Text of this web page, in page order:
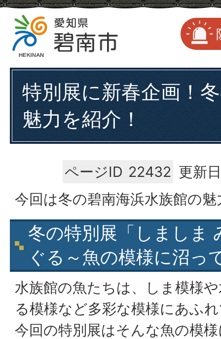
特別展に新春企画！
魅力を紹介！
ページID 22432 更新
今回は冬の碧南海浜水族館の
冬の特別展「しましま
ぐる～魚の模様に沼っ
水族館の魚たちは、しま模様
る模様など多彩な模様にあふ
今回の特別展はそんな魚の模